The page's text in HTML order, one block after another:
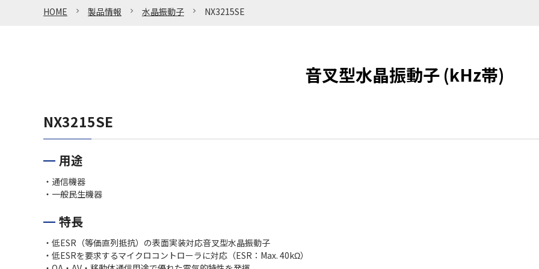
HOME 製品情報 水晶振動子 NX3215SE
音叉型水晶振動子 (kHz帯)
NX3215SE
用途
・通信機器
・一般民生機器
特長
・低ESR（等価直列抵抗）の表面実装対応音叉型水晶振動子
・低ESRを要求するマイクロコントローラに対応（ESR：Max. 40kΩ）